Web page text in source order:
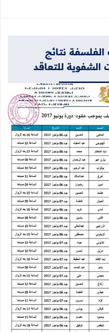
الفلسفة نتائج
الشفوية للتعاقد